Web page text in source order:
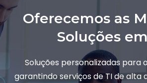
Oferecemos as
Soluções
Soluções personalizadas para
garantindo serviços de TI de alta